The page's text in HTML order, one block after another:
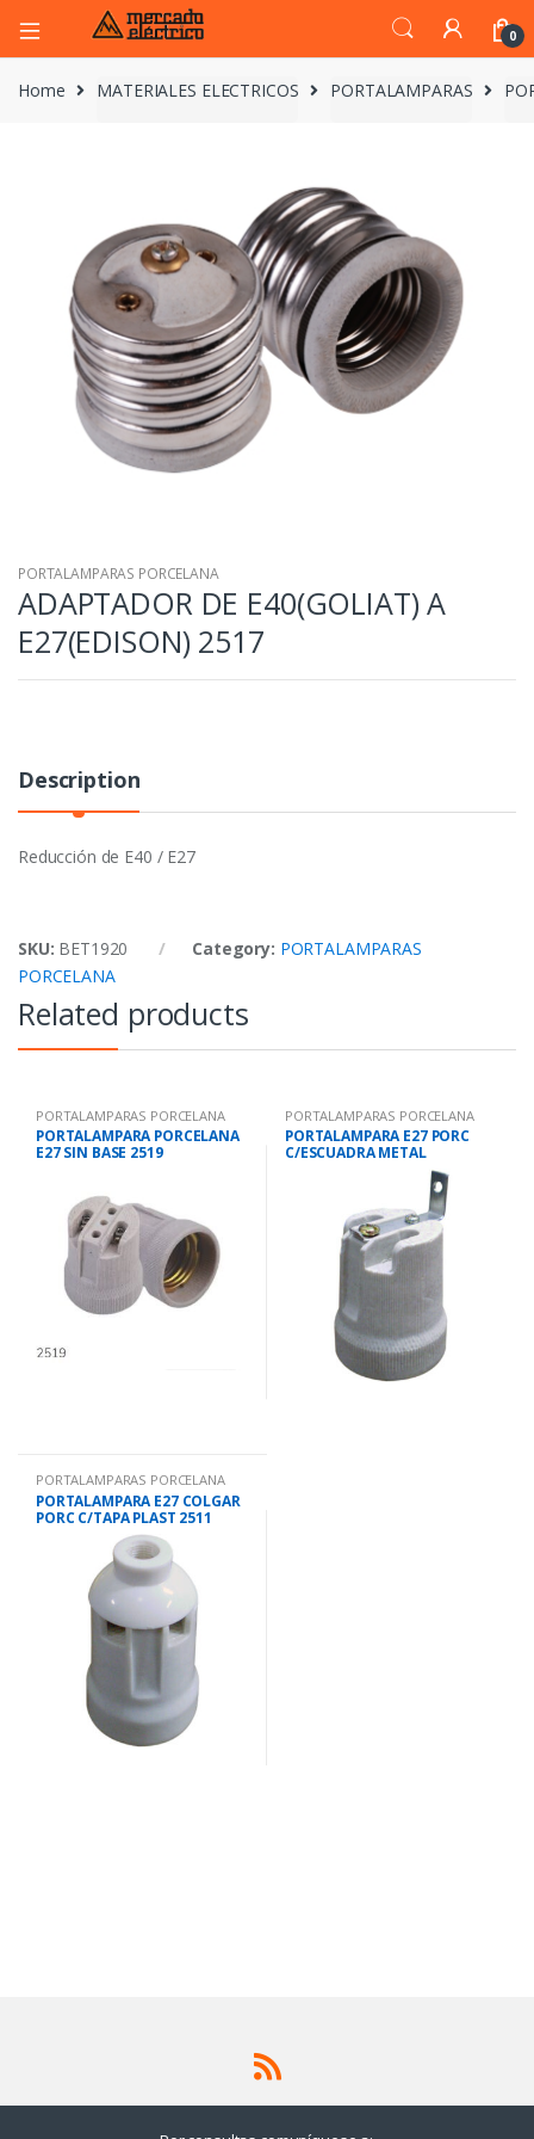
0
Home MATERIALES ELECTRICOS PORTALAMPARAS
PORTALAMPARAS PORCELANA
ADAPTADOR DE E40(GOLIAT) A
E27(EDISON) 2517
Description
Reducción de E40 / E27
SKU: BET1920 Category: PORTALAMPARAS
PORCELANA
Related products
PORTALAMPARAS PORCELANA
PORTALAMPARA PORCELANA
E27 SIN BASE 2519
PORTALAMPARAS PORCELANA
PORTALAMPARA E27 PORC
C/ESCUADRA METAL
PORTALAMPARAS PORCELANA
PORTALAMPARA E27 COLGAR
PORC C/TAPA PLAST 2511